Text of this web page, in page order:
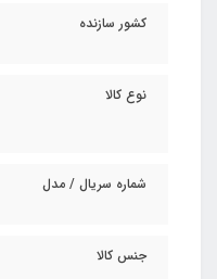
کشور سازنده
نوع کالا
شماره سریال / مدل
جنس کالا